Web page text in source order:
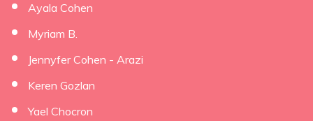
Ayala Cohen
Myriam B.
Jennyfer Cohen - Arazi
Keren Gozlan
Yael Chocron